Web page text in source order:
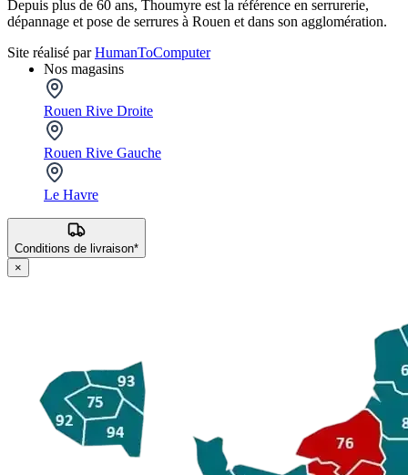
Depuis plus de 60 ans, Thoumyre est la référence en serrurerie,
dépannage et pose de serrures à Rouen et dans son agglomération.
Site réalisé parHumanToComputer
Nos magasins
Rouen Rive Droite
Rouen Rive Gauche
Le Havre
Conditions de livraison*
×